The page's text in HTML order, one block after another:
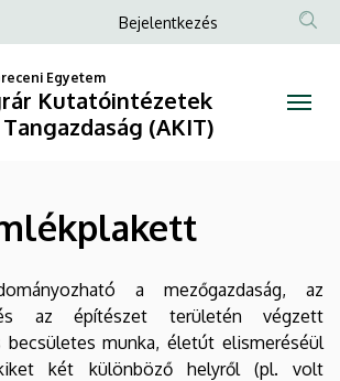
Anonim
fiók
menüje
Bejelentkezés
Egyetem
Kutatóintézetek
(AKIT)
a mezőgazdaság, az
az építészet területén végzett
munka, életút elismeréséül
két különböző helyről (pl. volt